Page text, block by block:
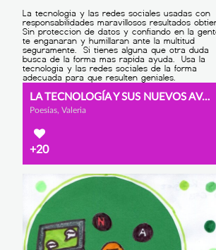
LA TECNOLOGÍA Y SUS NUEVOS AVANCES.
Poesías, Valeria
+20